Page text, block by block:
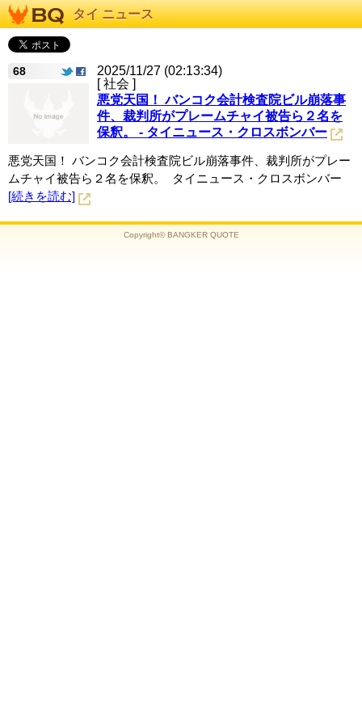
タイ ニュース
68
2025/11/27 (02:13:34)
[ 社会 ]
悪党天国！ バンコク会計検査院ビル崩落事
件、裁判所がプレームチャイ被告ら２名を
保釈。 - タイニュース・クロスボンバー
悪党天国！ バンコク会計検査院ビル崩落事件、裁判所がプレー
ムチャイ被告ら２名を保釈。 タイニュース・クロスボンバー
[続きを読む]
Copyright© BANGKER QUOTE